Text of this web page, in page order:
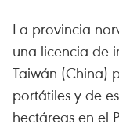
La provincia
una licencia de
Taiwán (China)
portátiles y de
hectáreas en el